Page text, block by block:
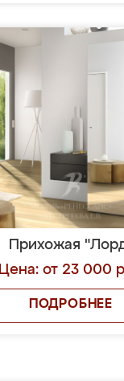
Прихожая
Цена: от 23 000
ПОДРОБНЕЕ